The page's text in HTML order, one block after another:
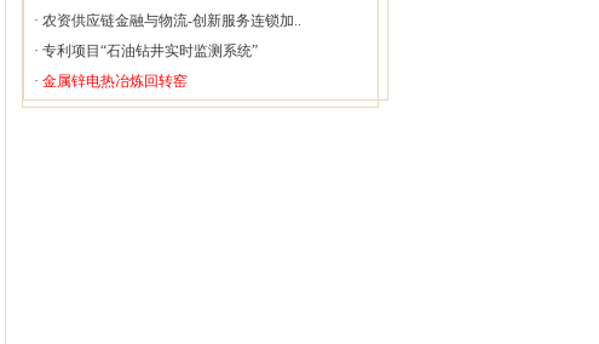
· 农资供应链金融与物流-创新服务连锁加..
· 专利项目“石油钻井实时监测系统”
· 金属锌电热冶炼回转窑